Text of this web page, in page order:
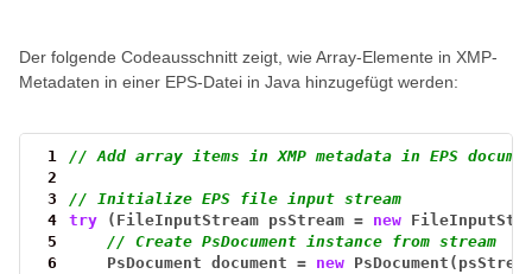
Der folgende Codeausschnitt zeigt, wie Array-Elemente in XMP-
Metadaten in einer EPS-Datei in Java hinzugefügt werden:
1
// Add array items in XMP metadata in EPS
2
3
// Initialize EPS file input stream
4
try (FileInputStream psStream = new
5
// Create PsDocument instance from stream
6
PsDocument document = new